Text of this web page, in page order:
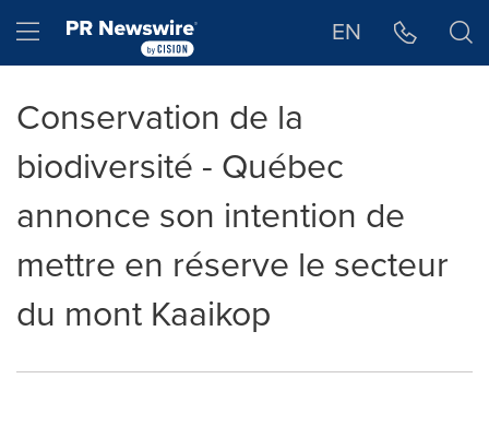
Hamburger menu EN
Conservation de la
biodiversité - Québec
annonce son intention de
mettre en réserve le secteur
du mont Kaaikop